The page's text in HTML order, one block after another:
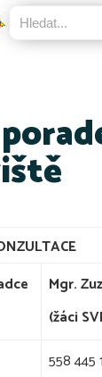
Mgr.
(žáci
558 445